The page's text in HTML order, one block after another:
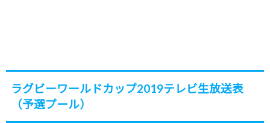
ラグビーワールドカップ2019テレビ生放送表
（予選プール）